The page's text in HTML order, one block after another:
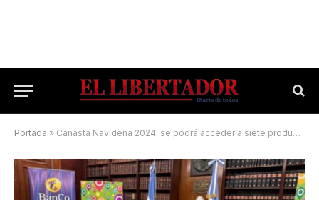
Portada » Canasta Navideña 2024: se podrá acceder a siete productos a un precio de $9500